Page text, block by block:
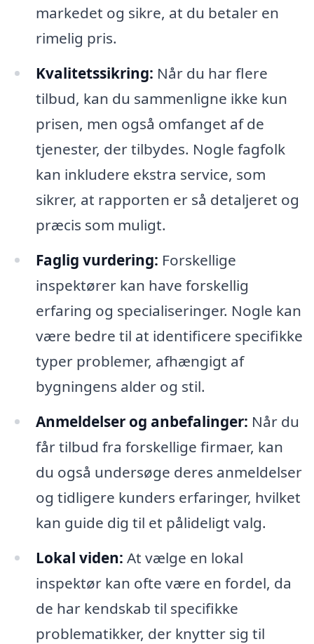
markedet og sikre, at du betaler en
rimelig pris.
Kvalitetssikring: Når du har flere
tilbud, kan du sammenligne ikke kun
prisen, men også omfanget af de
tjenester, der tilbydes. Nogle fagfolk
kan inkludere ekstra service, som
sikrer, at rapporten er så detaljeret og
præcis som muligt.
Faglig vurdering: Forskellige
inspektører kan have forskellig
erfaring og specialiseringer. Nogle kan
være bedre til at identificere specifikke
typer problemer, afhængigt af
bygningens alder og stil.
Anmeldelser og anbefalinger: Når du
får tilbud fra forskellige firmaer, kan
du også undersøge deres anmeldelser
og tidligere kunders erfaringer, hvilket
kan guide dig til et pålideligt valg.
Lokal viden: At vælge en lokal
inspektør kan ofte være en fordel, da
de har kendskab til specifikke
problematikker, der knytter sig til